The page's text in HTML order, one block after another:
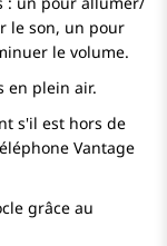
le son, un pour
le volume.
en plein air.
s'il est hors de
Vantage
grâce au